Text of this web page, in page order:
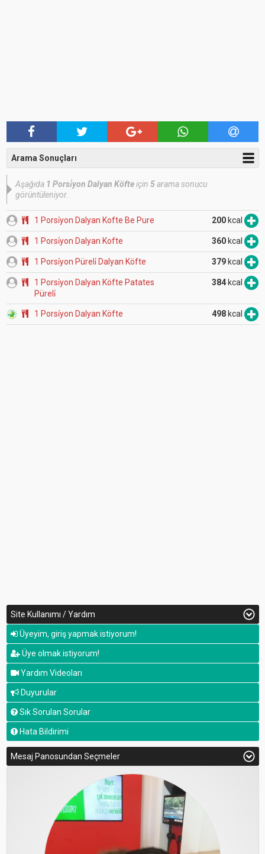
Arama Sonuçları
Aşağıda 1 Porsi̇yon Dalyan Köfteiçin 5arama sonucu
görüntüleniyor.
1 Porsi̇yon Dalyan Kofte Be Pure 200 kcal
1 Porsi̇yon Dalyan Kofte 360 kcal
1 Porsi̇yon Püreli̇ Dalyan Köfte 379 kcal
1 Porsi̇yon Dalyan Köfte Patates
Püreli̇
384 kcal
1 Porsi̇yon Dalyan Köfte 498 kcal
Site Kullanımı / Yardım
Üyeyim, giriş yapmak istiyorum!
Üye olmak istiyorum!
Yardım Videoları
Duyurular
Sık Sorulan Sorular
Hata Bildirimi
Mesaj Panosundan Seçmeler